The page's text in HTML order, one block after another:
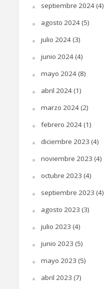
septiembre 2024(4)
agosto 2024(5)
julio 2024(3)
junio 2024(4)
mayo 2024(8)
abril 2024(1)
marzo 2024(2)
febrero 2024(1)
diciembre 2023 (4)
noviembre 2023 (4)
octubre 2023 (4)
septiembre 2023 (4)
agosto 2023 (3)
julio 2023 (4)
junio 2023 (5)
mayo 2023 (5)
abril 2023 (7)